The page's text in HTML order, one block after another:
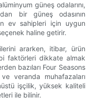
güneş odalarını,
bir güneş odasının
ev sahipleri için uygun
haline getirir.
ararken, itibar, ürün
faktörleri dikkate almak
bazıları Four Seasons
veranda muhafazaları
işçilik, yüksek kaliteli
ile bilinir.